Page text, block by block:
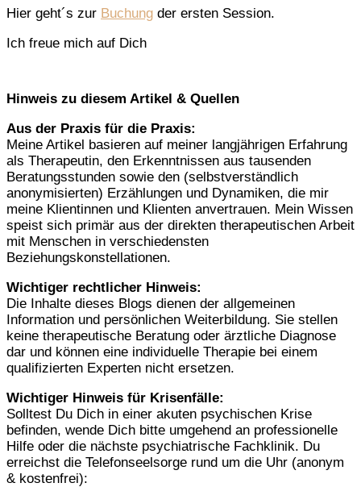
Hier geht´s zur Buchung der ersten Session.
Ich freue mich auf Dich
Hinweis zu diesem Artikel & Quellen
Aus der Praxis für die Praxis:
Meine Artikel basieren auf meiner langjährigen Erfahrung
als Therapeutin, den Erkenntnissen aus tausenden
Beratungsstunden sowie den (selbstverständlich
anonymisierten) Erzählungen und Dynamiken, die mir
meine Klientinnen und Klienten anvertrauen. Mein Wissen
speist sich primär aus der direkten therapeutischen Arbeit
mit Menschen in verschiedensten
Beziehungskonstellationen.
Wichtiger rechtlicher Hinweis:
Die Inhalte dieses Blogs dienen der allgemeinen
Information und persönlichen Weiterbildung. Sie stellen
keine therapeutische Beratung oder ärztliche Diagnose
dar und können eine individuelle Therapie bei einem
qualifizierten Experten nicht ersetzen.
Wichtiger Hinweis für Krisenfälle:
Solltest Du Dich in einer akuten psychischen Krise
befinden, wende Dich bitte umgehend an professionelle
Hilfe oder die nächste psychiatrische Fachklinik. Du
erreichst die Telefonseelsorge rund um die Uhr (anonym
& kostenfrei):